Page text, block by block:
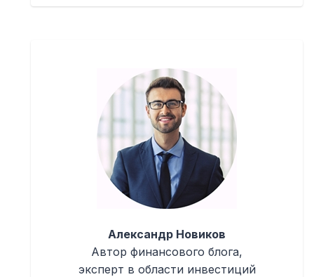
Александр Новиков
Автор финансового блога,
эксперт в области инвестиций